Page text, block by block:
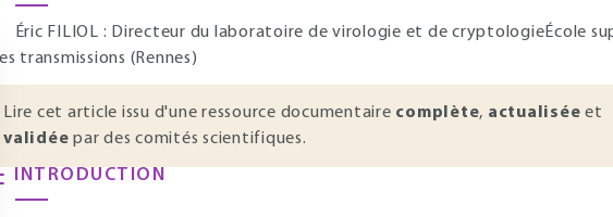
Éric FILIOL : Directeur du laboratoire de virologie et de cryptologieÉcole
transmissions (Rennes)
Lire cet article issu d'une ressource documentaire complète, actualisée et
validée par des comités scientifiques.
INTRODUCTION